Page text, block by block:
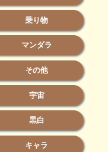
乗り物
マンダラ
その他
宇宙
黒白
キャラ